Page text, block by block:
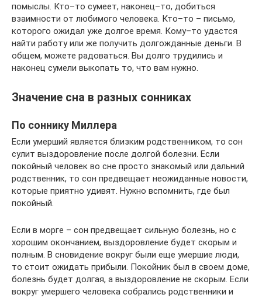
помыслы. Кто–то сумеет, наконец–то, добиться
взаимности от любимого человека. Кто–то – письмо,
которого ожидал уже долгое время. Кому–то удастся
найти работу или же получить долгожданные деньги. В
общем, можете радоваться. Вы долго трудились и
наконец сумели выкопать то, что вам нужно.
Значение сна в разных сонниках
По соннику Миллера
Если умерший является близким родственником, то сон
сулит выздоровление после долгой болезни. Если
покойный человек во сне просто знакомый или дальний
родственник, то сон предвещает неожиданные новости,
которые приятно удивят. Нужно вспомнить, где был
покойный.
Если в морге – сон предвещает сильную болезнь, но с
хорошим окончанием, выздоровление будет скорым и
полным. В сновидение вокруг были еще умершие люди,
то стоит ожидать прибыли. Покойник был в своем доме,
болезнь будет долгая, а выздоровление не скорым. Если
вокруг умершего человека собрались родственники и